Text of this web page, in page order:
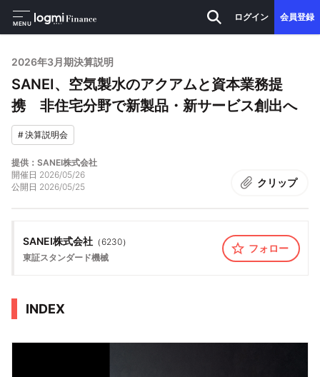
MENU
ログイン 会員登録
2026年3月期決算説明
SANEI、空気製水のアクアムと資本業務提
携 非住宅分野で新製品・新サービス創出へ
#決算説明会
提供：SANEI株式会社
開催日 2026/05/26
公開日 2026/05/25 クリップ
SANEI株式会社 （6230）
東証スタンダード機械
フォロー
INDEX